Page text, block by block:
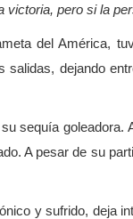
victoria, pero si la
del América,
dejando
sequía goleadora.
A pesar de su
y sufrido, deja